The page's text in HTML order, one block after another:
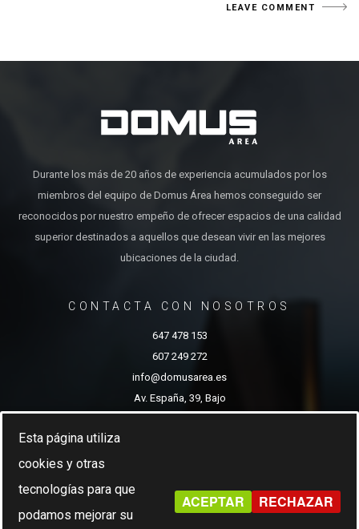
Durante los más de 20 años de experiencia acumulados por los
miembros del equipo de Domus Área hemos conseguido ser
reconocidos por nuestro empeño de ofrecer espacios de una calidad
superior destinados a aquellos que desean vivir en las mejores
ubicaciones de la ciudad.
CONTACTA CON NOSOTROS
647 478 153
607 249 272
info@domusarea.es
Av. España, 39, Bajo
Domus Area 2022.
Esta página utiliza
cookies y otras
tecnologías para que
podamos mejorar su
ACEPTAR RECHAZAR